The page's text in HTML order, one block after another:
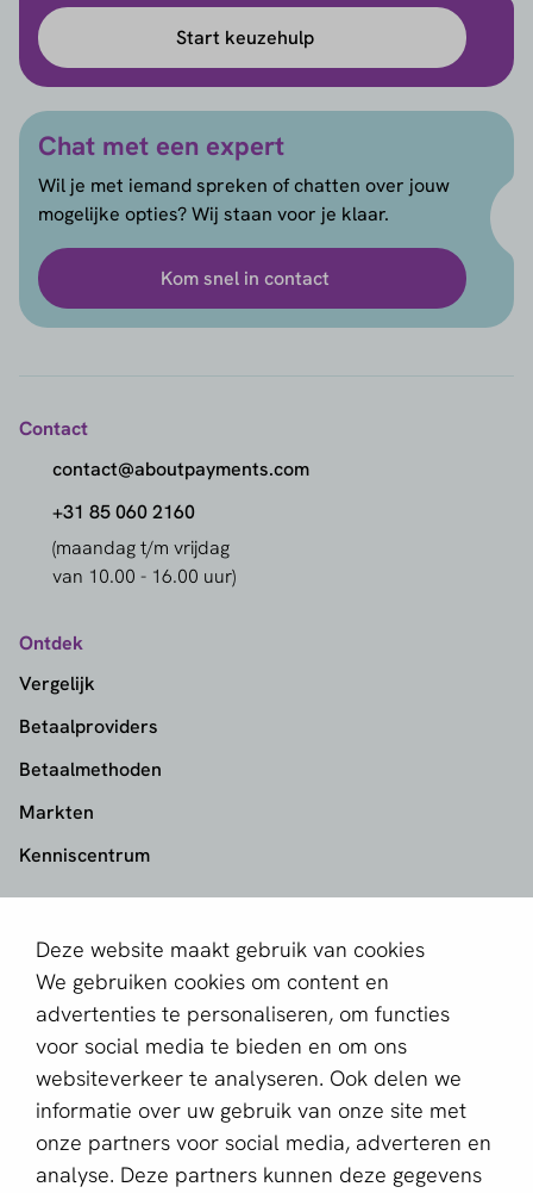
Deze website maakt gebruik van cookies
We gebruiken cookies om content en
advertenties te personaliseren, om functies
voor social media te bieden en om ons
websiteverkeer te analyseren. Ook delen we
informatie over uw gebruik van onze site met
onze partners voor social media, adverteren en
analyse. Deze partners kunnen deze gegevens
Start keuzehulp
Chat met een expert
Wil je met iemand spreken of chatten over jouw
mogelijke opties? Wij staan voor je klaar.
Kom snel in contact
Contact
contact@aboutpayments.com
+31 85 060 2160
(maandag t/m vrijdag
van 10.00 - 16.00 uur)
Ontdek
Vergelijk
Betaalproviders
Betaalmethoden
Markten
Kenniscentrum
Contact
Over ons
Partner worden
Schrijf je in voor de nieuwsbrief
E-mailadres *